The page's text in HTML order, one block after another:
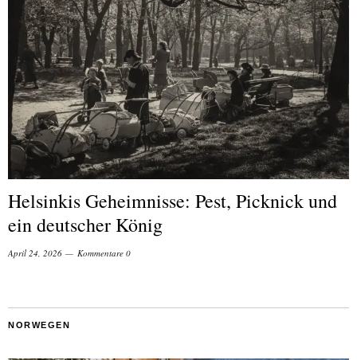
Helsinkis Geheimnisse: Pest, Picknick und
ein deutscher König
April 24, 2026 Kommentare 0
NORWEGEN